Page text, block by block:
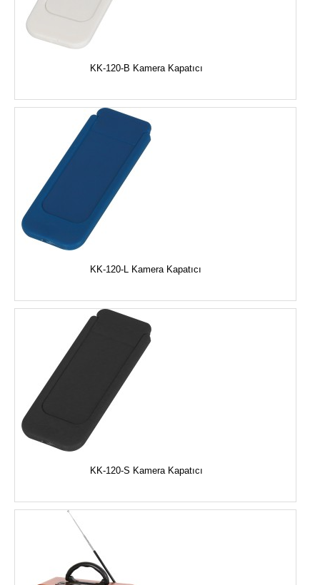
KK-120-B Kamera Kapatıcı
KK-120-L Kamera Kapatıcı
KK-120-S Kamera Kapatıcı